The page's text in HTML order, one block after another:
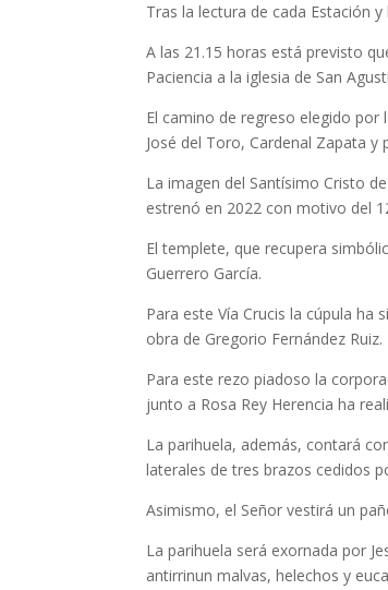
Tras la lectura de cada Estación
A las 21.15 horas está previsto
Paciencia a la iglesia de San
El camino de regreso elegido por
José del Toro, Cardenal Zapata
La imagen del Santísimo Cristo
estrenó en 2022 con motivo del
El templete, que recupera
Guerrero García.
Para este Vía Crucis la cúpula
obra de Gregorio Fernández Ruiz.
Para este rezo piadoso la
junto a Rosa Rey Herencia ha
La parihuela, además, contará
laterales de tres brazos cedidos
Asimismo, el Señor vestirá un
La parihuela será exornada por
antirrinun malvas, helechos y